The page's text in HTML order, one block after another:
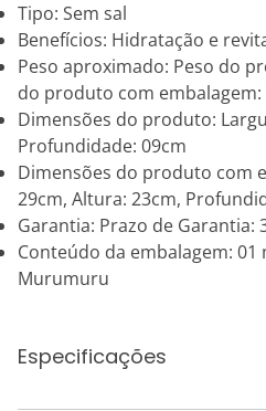
Tipo: Sem sal
Benefícios: Hidratação e
Peso aproximado: Peso do
do produto com embalagem:
Dimensões do produto:
Profundidade: 09cm
Dimensões do produto com
29cm, Altura: 23cm,
Garantia: Prazo de Garantia:
Conteúdo da embalagem: 01
Murumuru
Especificações